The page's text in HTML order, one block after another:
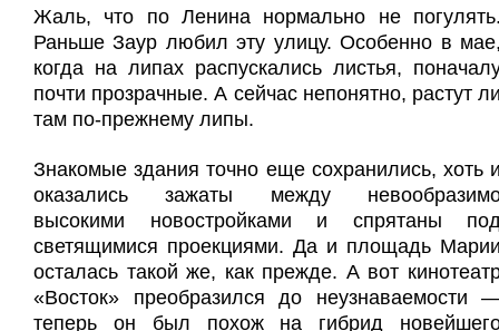
Жаль, что по Ленина нормально не
Раньше Заур любил эту улицу. Особенно в
когда на липах распускались листья,
почти прозрачные. А сейчас непонятно, растут
там по-прежнему липы.
Знакомые здания точно еще сохранились, хоть
оказались зажаты между
высокими новостройками и спрятаны
светящимися проекциями. Да и площадь
осталась такой же, как прежде. А вот
«Восток» преобразился до неузнаваемости
теперь он был похож на гибрид